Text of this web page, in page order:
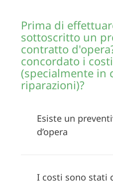
Prima di
sottoscritto un
contratto
concordato i
(specialmente in
riparazioni)?
Esiste un
d’opera
I costi sono stati